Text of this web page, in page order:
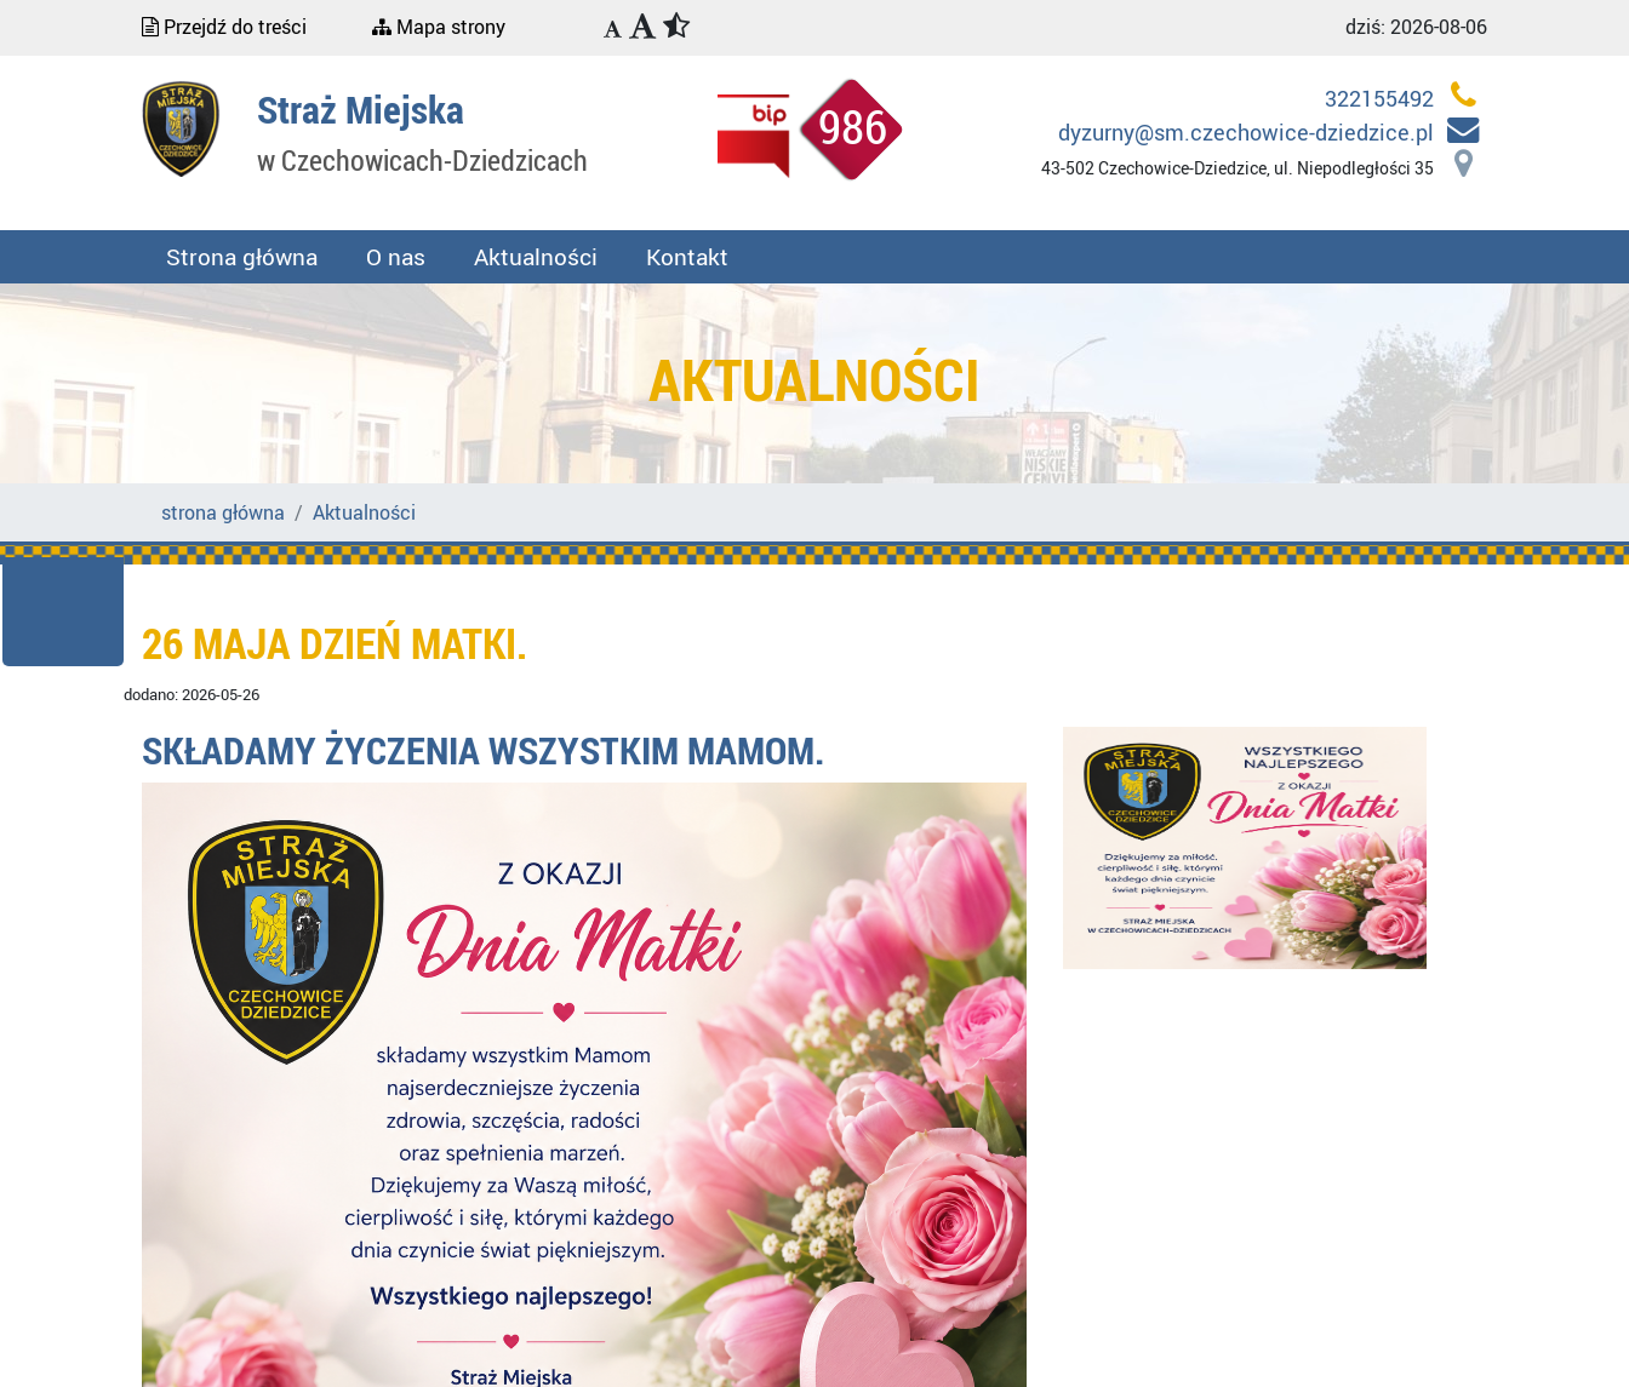
Przejdź do treści Mapa strony dziś: 2026-08-06
Straż Miejska
w Czechowicach-Dziedzicach
986
322155492
dyzurny@sm.czechowice-dziedzice.pl
43-502 Czechowice-Dziedzice, ul. Niepodległości 35
Strona główna O nas Aktualności Kontakt
AKTUALNOŚCI
strona główna Aktualności
26 MAJA DZIEŃ MATKI.
dodano: 2026-05-26
SKŁADAMY ŻYCZENIA WSZYSTKIM MAMOM.